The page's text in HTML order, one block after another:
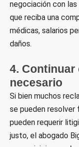
negociación con
que reciba una
médicas, salarios
daños.
4.
necesario
Si bien muchos
se pueden resolver
pueden requerir
justo, el abogado